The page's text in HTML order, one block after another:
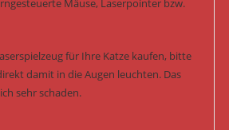
Mäuse, Laserpointer bzw.
für Ihre Katze kaufen, bitte
damit in die Augen leuchten. Das
sehr schaden.